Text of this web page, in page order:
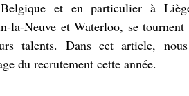
et en particulier à
la-Neuve et Waterloo, se tournent
talents. Dans cet article, nous
du recrutement cette année.